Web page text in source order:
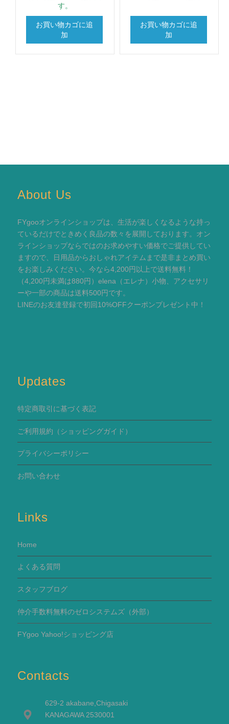
す。
お買い物カゴに追
加
お買い物カゴに追
加
About Us
FYgooオンラインショップは、生活が楽しくなるような持っ
ているだけでときめく良品の数々を展開しております。オン
ラインショップならではのお求めやすい価格でご提供してい
ますので、日用品からおしゃれアイテムまで是非まとめ買い
をお楽しみください。今なら4,200円以上で送料無料！
（4,200円未満は880円）elena（エレナ）小物、アクセサリ
ーや一部の商品は送料500円です。
LINEのお友達登録で初回10%OFFクーポンプレゼント中！
Updates
特定商取引に基づく表記
ご利用規約 （ショッピングガイド）
プライバシーポリシー
お問い合わせ
Links
Home
よくある質問
スタッフブログ
仲介手数料無料のゼロシステムズ（外部）
FYgoo Yahoo!ショッピング店
Contacts
629-2 akabane,Chigasaki
KANAGAWA 2530001